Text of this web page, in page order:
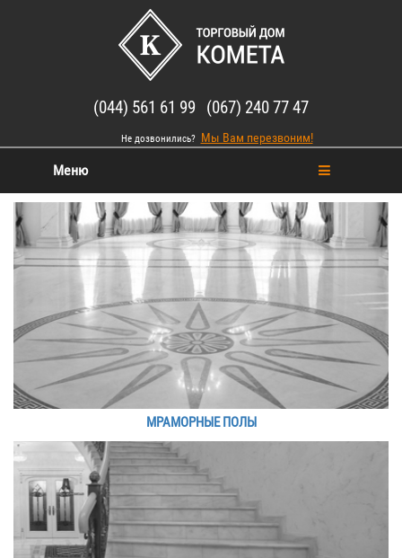
(044) 561 61 99 (067) 240 77 47
Не дозвонились? Мы Вам перезвоним!
Меню
МРАМОРНЫЕ ПОЛЫ